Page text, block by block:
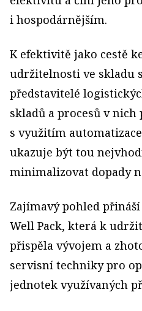
i hospodárnějším.
K efektivitě jako cestě
udržitelnosti ve skladu
představitelé
skladů a procesů v
s využitím
ukazuje být tou
minimalizovat dopady
Zajímavý pohled
Well Pack, která k
přispěla vývojem a
servisní techniky pro
jednotek využívaných